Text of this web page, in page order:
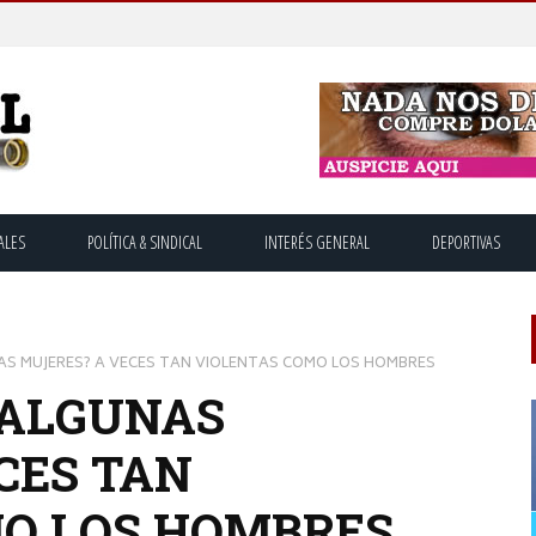
POLÍTICA & SINDICAL INTERÉS GENERAL DEPORTIVAS
MUJERES? A VECES TAN VIOLENTAS COMO LOS HOMBRES
TAN